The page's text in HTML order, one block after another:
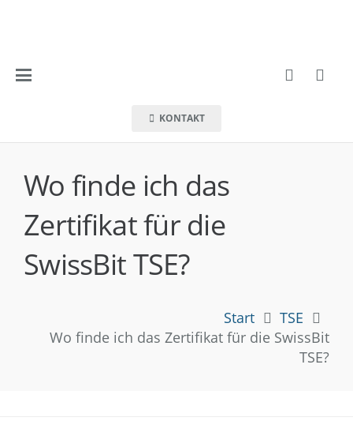
KONTAKT
Wo finde ich das
Zertifikat für die
SwissBit TSE?
Start
TSE
Wo finde ich das Zertifikat für die SwissBit
TSE?